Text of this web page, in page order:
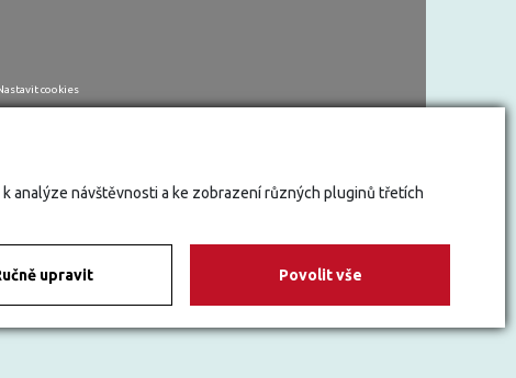
analýze návštěvnosti a ke zobrazení různých pluginů třetích
upravit Povolit vše
cookies